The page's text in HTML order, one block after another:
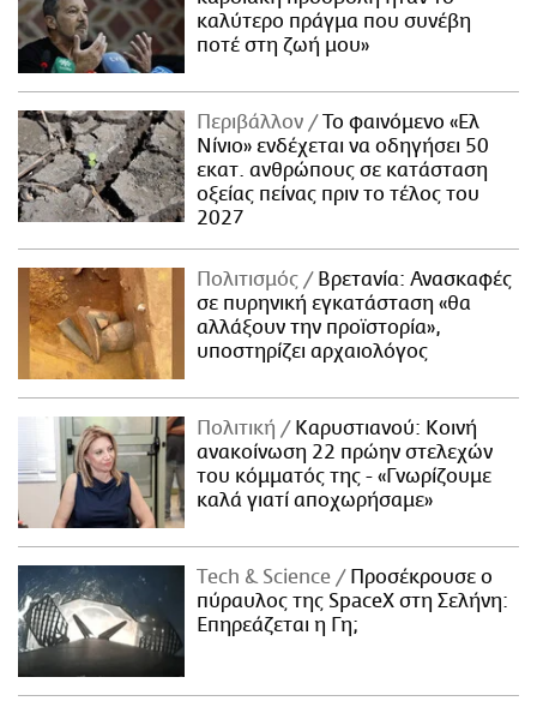
καλύτερο πράγμα που συνέβη
ποτέ στη ζωή μου»
Περιβάλλον
Το φαινόμενο «Ελ
Νίνιο» ενδέχεται να οδηγήσει 50
εκατ. ανθρώπους σε κατάσταση
οξείας πείνας πριν το τέλος του
2027
Πολιτισμός
Βρετανία: Ανασκαφές
σε πυρηνική εγκατάσταση «θα
αλλάξουν την προϊστορία»,
υποστηρίζει αρχαιολόγος
Πολιτική
Καρυστιανού: Κοινή
ανακοίνωση 22 πρώην στελεχών
του κόμματός της - «Γνωρίζουμε
καλά γιατί αποχωρήσαμε»
Τech & Science
Προσέκρουσε ο
πύραυλος της SpaceX στη Σελήνη:
Επηρεάζεται η Γη;